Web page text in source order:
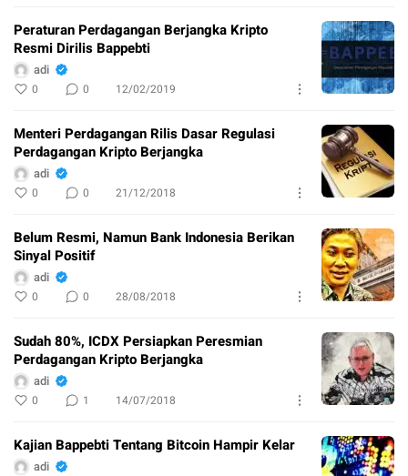
Peraturan Perdagangan Berjangka Kripto
Resmi Dirilis Bappebti
adi
0 0 12/02/2019
Menteri Perdagangan Rilis Dasar Regulasi
Perdagangan Kripto Berjangka
adi
0 0 21/12/2018
Belum Resmi, Namun Bank Indonesia Berikan
Sinyal Positif
adi
0 0 28/08/2018
Sudah 80%, ICDX Persiapkan Peresmian
Perdagangan Kripto Berjangka
adi
0 1 14/07/2018
Kajian Bappebti Tentang Bitcoin Hampir Kelar
adi